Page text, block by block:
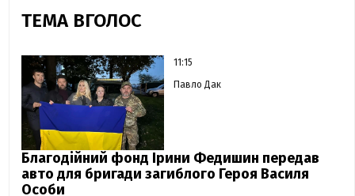
ТЕМА ВГОЛОС
11:15
Павло Дак
Благодійний фонд Ірини Федишин передав
авто для бригади загиблого Героя Василя
Особи